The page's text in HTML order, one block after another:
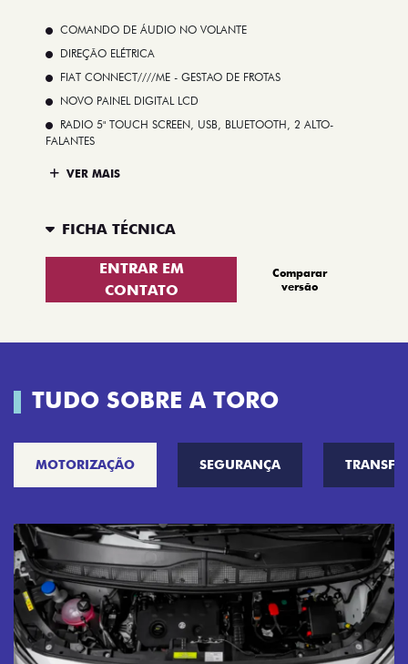
COMANDO DE ÁUDIO NO VOLANTE
DIREÇÃO ELÉTRICA
FIAT CONNECT////ME - GESTAO DE FROTAS
NOVO PAINEL DIGITAL LCD
RADIO 5" TOUCH SCREEN, USB, BLUETOOTH, 2 ALTO-
FALANTES
VER MAIS
FICHA TÉCNICA
ENTRAR EM
CONTATO
Comparar
versão
TUDO SOBRE A TORO
MOTORIZAÇÃO SEGURANÇA